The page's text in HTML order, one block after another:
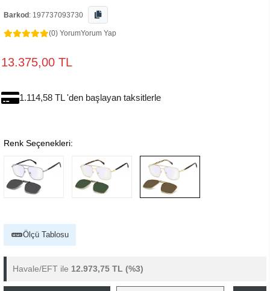
Barkod : 197737093730
(0) YorumYorum Yap
13.375,00 TL
1.114,58 TL 'den başlayan taksitlerle
Renk Seçenekleri:
Ölçü Tablosu
Havale/EFT ile 12.973,75 TL (%3)